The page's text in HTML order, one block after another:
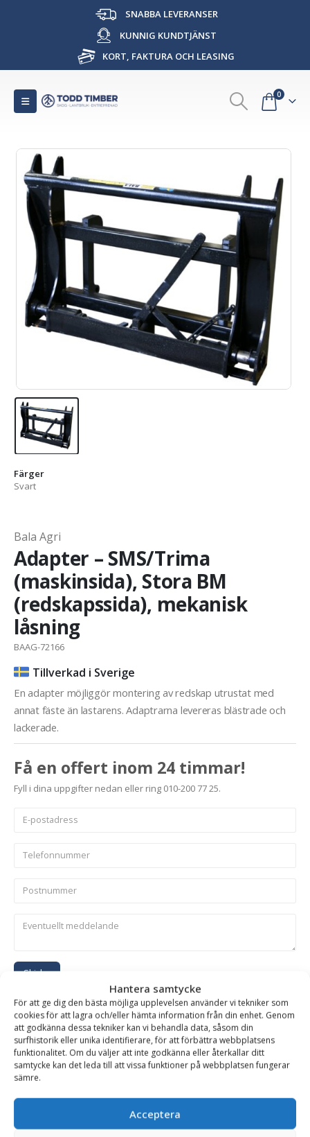
Hantera samtycke
För att ge dig den bästa möjliga upplevelsen använder vi tekniker som
cookies för att lagra och/eller hämta information från din enhet. Genom
att godkänna dessa tekniker kan vi behandla data, såsom din
surfhistorik eller unika identifierare, för att förbättra webbplatsens
funktionalitet. Om du väljer att inte godkänna eller återkallar ditt
samtycke kan det leda till att vissa funktioner på webbplatsen fungerar
sämre.
Acceptera
SNABBA LEVERANSER
KUNNIG KUNDTJÄNST
KORT, FAKTURA OCH LEASING
0
Färger
Svart
Bala Agri
Adapter – SMS/Trima
(maskinsida), Stora BM
(redskapssida), mekanisk
låsning
BAAG-72166
Tillverkad i Sverige
En adapter möjliggör montering av redskap utrustat med
annat fäste än lastarens. Adaptrarna levereras blästrade och
lackerade.
Få en offert inom 24 timmar!
Fyll i dina uppgifter nedan eller ring 010-200 77 25.
Skicka
Se alla produkter inom samma kategori
Hjullastare & Traktor